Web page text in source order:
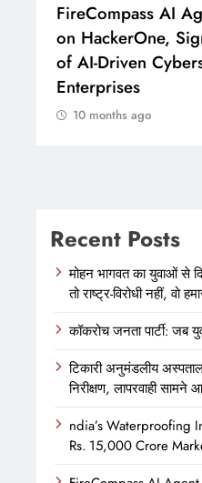
FireCompass AI
on HackerOne,
of AI-Driven
Enterprises
10 months ago
Recent Posts
मोहन भागवत का युवाओं से
तो राष्ट्र-विरोधी नहीं, वो
कॉकरोच जनता पार्टी: जब
टिकारी अनुमंडलीय
निरीक्षण, लापरवाही सामने
ndia’s Waterproofing
Rs. 15,000 Crore